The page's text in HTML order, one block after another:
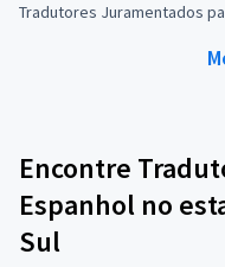
Tradutores Juramentados
Encontre
Espanhol no
Sul